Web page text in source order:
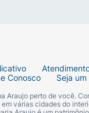
Conosco Seja
Araujo perto de você.
várias cidades do